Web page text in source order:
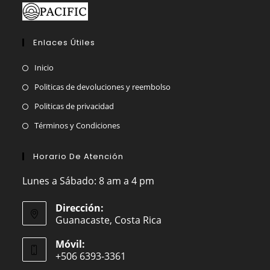
Enlaces Útiles
Inicio
Politicas de devoluciones y reembolso
Politicas de privacidad
Términos y Condiciones
Horario De Atención
Lunes a Sábado: 8 am a 4 pm
Dirección:
Guanacaste, Costa Rica
Móvil:
+506 6393-3361